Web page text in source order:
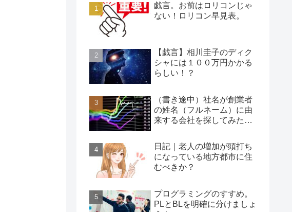
戯言。お前はロリコンじゃ
ない！ロリコン早見表。
【戯言】相川圭子のディク
シャには１００万円かかる
らしい！？
（書き途中）社名が創業者
の姓名（フルネーム）に由
来する会社を探してみた…
日記｜老人の増加が頭打ち
になっている地方都市に住
むべきか？
プログラミングのすすめ。
PLとBLを明確に分けましょ